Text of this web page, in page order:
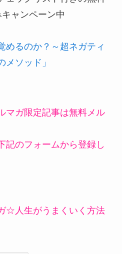
キャンペーン中
めるのか？～超ネガティ
メソッド」
マガ限定記事は無料メル
記のフォームから登録し
☆人生がうまくいく方法